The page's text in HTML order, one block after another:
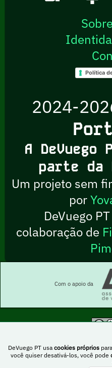
DeVuego PT usa cookies próprios
você quiser desativá-los, você pode
Política
2024-
A
parte da
Um projeto sem
por
DeVuego
colaboração de
Com o apoio da
PartilhaIgual